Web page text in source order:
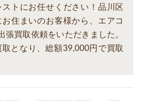
トにお任せください！品川区
住まいのお客様から、エアコ
張買取依頼をいただきました。
となり、総額39,000円で買取